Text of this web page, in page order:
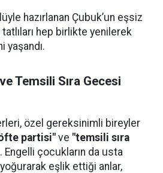
hazırlanan Çubuk’un eşsiz
hep birlikte yenilerek
yaşandı.
Temsili Sıra Gecesi
özel gereksinimli bireyler
partisi" ve "temsili sıra
Engelli çocukların da usta
eşlik ettiği anlar,